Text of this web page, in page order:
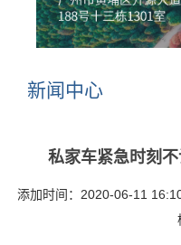
新闻中心
私家车紧急时刻
添加时间：2020-06-11